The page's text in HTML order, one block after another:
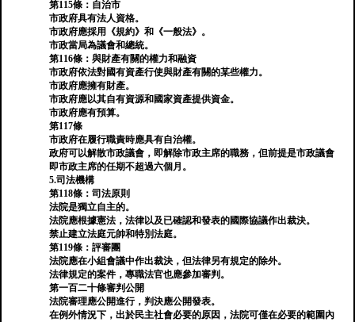
第115條：自治市
市政府具有法人資格。
市政府應採用《規約》和《一般法》。
市政當局為議會和總統。
第116條：與財產有關的權力和融資
市政府依法對國有資產行使與財產有關的某些權力。
市政府應擁有財產。
市政府應以其自有資源和國家資產提供資金。
市政府應有預算。
第117條
市政府在履行職責時應具有自治權。
政府可以解散市政議會，即解除市政主席的職務，但前提是市政議會
即市政主席的任期不超過六個月。
5.司法機構
第118條：司法原則
法院是獨立自主的。
法院應根據憲法，法律以及已確認和發表的國際協議作出裁決。
禁止建立法庭元帥和特別法庭。
第119條：評審團
法院應在小組會議中作出裁決，但法律另有規定的除外。
法律規定的案件，專職法官也應參加審判。
第一百二十條審判公開
法院審理應公開進行，判決應公開發表。
在例外情況下，出於民主社會必要的原因，法院可僅在必要的範圍內